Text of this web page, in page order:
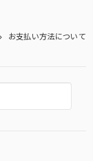
お支払い方法について